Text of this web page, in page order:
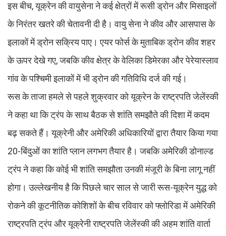
इस बीच, यूक्रेन की वायुसेना ने कई क्षेत्रों में रूसी ड्रोन और मिसाइलों
के निरंतर खतरे की चेतावनी दी है। वायु सेना ने कीव और आसपास के
इलाकों में ड्रोन सक्रिय पाए। एयर फोर्स के मुताबिक ड्रोन कीव शहर
के ऊपर देखे गए, जबकि कीव क्षेत्र के वेलिका डिमेरका और पेरेयास्लाव
गांव के पश्चिमी इलाकों में भी ड्रोन की गतिविधि दर्ज की गई।
रूस के ताजा हमले से पहले शुक्रवार को यूक्रेन के राष्ट्रपति जेलेंस्की
ने कहा था कि ट्रंप के साथ बैठक से शांति समझौते की दिशा में कदम
बढ़ सकते हैं। यूक्रेनी और अमेरिकी अधिकारियों द्वारा तैयार किया गया
20-बिंदुओं का शांति प्लान लगभग तैयार है। जबकि अमेरिकी डोनाल्ड
ट्रंप ने कहा कि कोई भी शांति समझौता उनकी मंजूरी के बिना लागू नहीं
होगा। उल्लेखनीय है कि पिछले चार साल से जारी रूस-यूक्रेन युद्ध को
रोकने की कूटनीतिक कोशिशों के बीच रविवार को फ्लोरिडा में अमेरिकी
राष्ट्रपति ट्रंप और यूक्रेनी राष्ट्रपति जेलेंस्की की अहम शांति वार्ता